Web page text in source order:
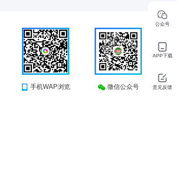
手机WAP浏览 微信公众号
公众号
APP下载
意见反馈